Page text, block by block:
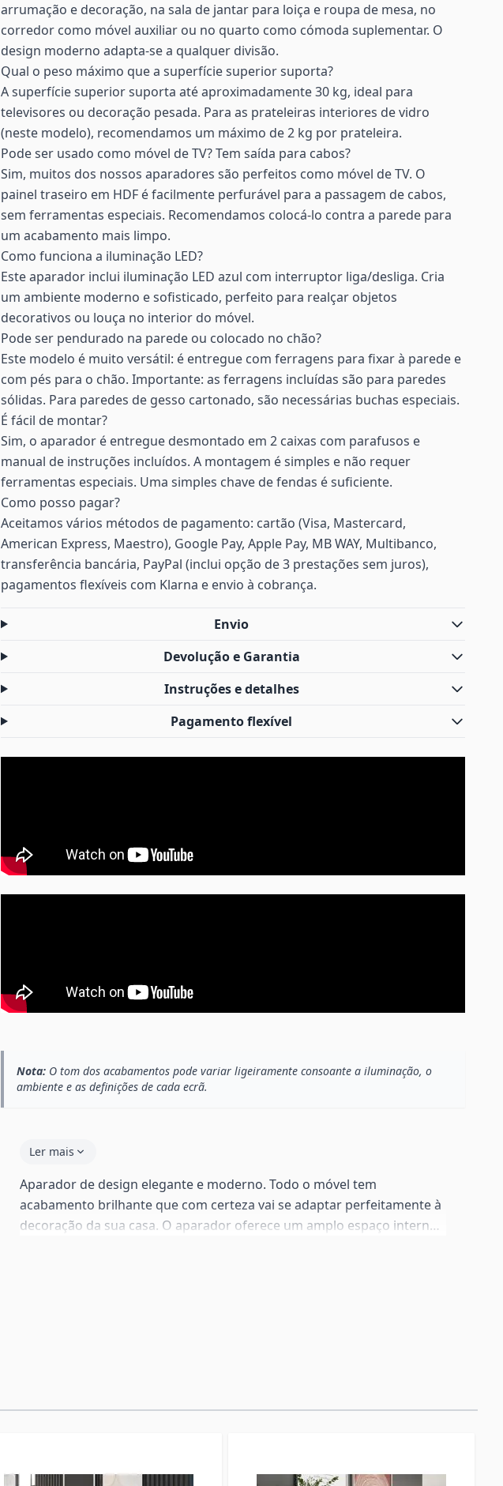
arrumação e decoração, na sala de jantar para loiça e roupa de mesa, no
corredor como móvel auxiliar ou no quarto como cómoda suplementar. O
design moderno adapta-se a qualquer divisão.
Qual o peso máximo que a superfície superior suporta?
A superfície superior suporta até aproximadamente 30 kg, ideal para
televisores ou decoração pesada. Para as prateleiras interiores de vidro
(neste modelo), recomendamos um máximo de 2 kg por prateleira.
Pode ser usado como móvel de TV? Tem saída para cabos?
Sim, muitos dos nossos aparadores são perfeitos como móvel de TV. O
painel traseiro em HDF é facilmente perfurável para a passagem de cabos,
sem ferramentas especiais. Recomendamos colocá-lo contra a parede para
um acabamento mais limpo.
Como funciona a iluminação LED?
Este aparador inclui iluminação LED azul com interruptor liga/desliga. Cria
um ambiente moderno e sofisticado, perfeito para realçar objetos
decorativos ou louça no interior do móvel.
Pode ser pendurado na parede ou colocado no chão?
Este modelo é muito versátil: é entregue com ferragens para fixar à parede e
com pés para o chão. Importante: as ferragens incluídas são para paredes
sólidas. Para paredes de gesso cartonado, são necessárias buchas especiais.
É fácil de montar?
Sim, o aparador é entregue desmontado em 2 caixas com parafusos e
manual de instruções incluídos. A montagem é simples e não requer
ferramentas especiais. Uma simples chave de fendas é suficiente.
Como posso pagar?
Aceitamos vários métodos de pagamento: cartão (Visa, Mastercard,
American Express, Maestro), Google Pay, Apple Pay, MB WAY, Multibanco,
transferência bancária, PayPal (inclui opção de 3 prestações sem juros),
pagamentos flexíveis com Klarna e envio à cobrança.
Envio
Devolução e Garantia
Instruções e detalhes
Pagamento flexível
Nota: O tom dos acabamentos pode variar ligeiramente consoante a iluminação, o
ambiente e as definições de cada ecrã.
Ler mais
Aparador de design elegante e moderno. Todo o móvel tem
acabamento brilhante que com certeza vai se adaptar perfeitamente à
decoração da sua casa. O aparador oferece um amplo espaço interno